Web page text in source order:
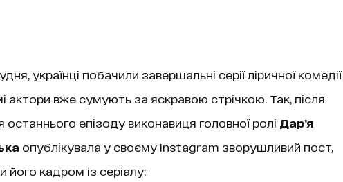
українці побачили завершальні серії ліричної комедії
актори вже сумують за яскравою стрічкою. Так, після
епізоду виконавиця головної ролі Дар’я
опублікувала у своєму Instagram зворушливий пост,
його кадром із серіалу: